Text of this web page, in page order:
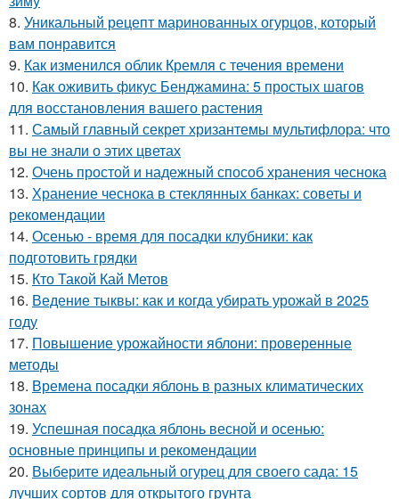
8. Уникальный рецепт маринованных огурцов, который
вам понравится
9. Как изменился облик Кремля с течения времени
10. Как оживить фикус Бенджамина: 5 простых шагов
для восстановления вашего растения
11. Самый главный секрет хризантемы мультифлора: что
вы не знали о этих цветах
12. Очень простой и надежный способ хранения чеснока
13. Хранение чеснока в стеклянных банках: советы и
рекомендации
14. Осенью - время для посадки клубники: как
подготовить грядки
15. Кто Такой Кай Метов
16. Ведение тыквы: как и когда убирать урожай в 2025
году
17. Повышение урожайности яблони: проверенные
методы
18. Времена посадки яблонь в разных климатических
зонах
19. Успешная посадка яблонь весной и осенью:
основные принципы и рекомендации
20. Выберите идеальный огурец для своего сада: 15
лучших сортов для открытого грунта